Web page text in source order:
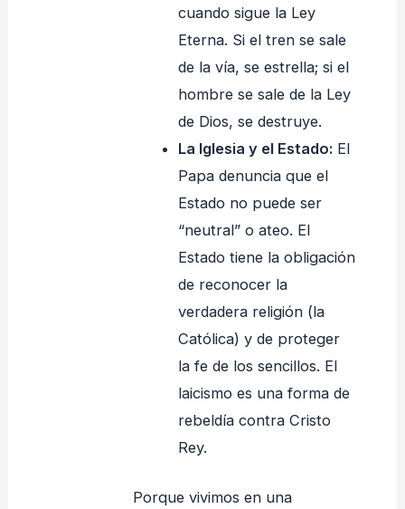
cuando sigue la Ley
Eterna. Si el tren se sale
de la vía, se estrella; si el
hombre se sale de la Ley
de Dios, se destruye.
La Iglesia y el Estado: El
Papa denuncia que el
Estado no puede ser
“neutral” o ateo. El
Estado tiene la obligación
de reconocer la
verdadera religión (la
Católica) y de proteger
la fe de los sencillos. El
laicismo es una forma de
rebeldía contra Cristo
Rey.
Porque vivimos en una